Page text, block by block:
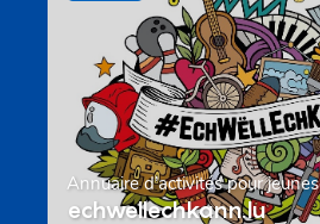
Annuaire d’activités pour jeunes
echwellechkann.lu